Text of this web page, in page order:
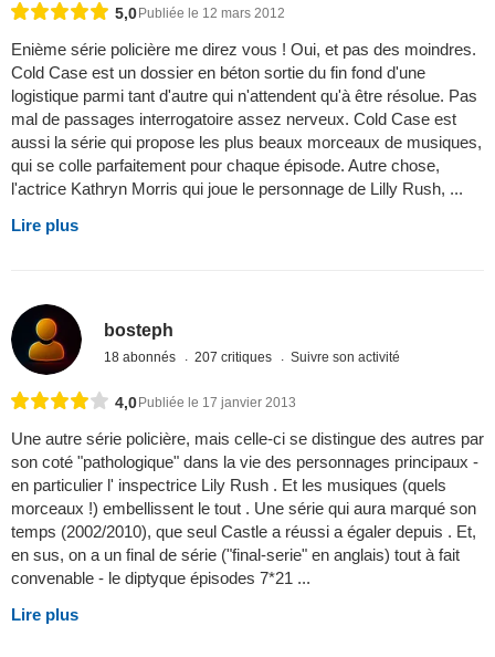
5,0 Publiée le 12 mars 2012
Enième série policière me direz vous ! Oui, et pas des moindres.
Cold Case est un dossier en béton sortie du fin fond d'une
logistique parmi tant d'autre qui n'attendent qu'à être résolue. Pas
mal de passages interrogatoire assez nerveux. Cold Case est
aussi la série qui propose les plus beaux morceaux de musiques,
qui se colle parfaitement pour chaque épisode. Autre chose,
l'actrice Kathryn Morris qui joue le personnage de Lilly Rush, ...
Lire plus
bosteph
18 abonnés 207 critiques Suivre son activité
4,0 Publiée le 17 janvier 2013
Une autre série policière, mais celle-ci se distingue des autres par
son coté "pathologique" dans la vie des personnages principaux -
en particulier l' inspectrice Lily Rush . Et les musiques (quels
morceaux !) embellissent le tout . Une série qui aura marqué son
temps (2002/2010), que seul Castle a réussi a égaler depuis . Et,
en sus, on a un final de série ("final-serie" en anglais) tout à fait
convenable - le diptyque épisodes 7*21 ...
Lire plus